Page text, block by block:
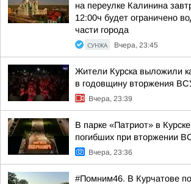
на переулке Калинина
12:00ч будет ограничено
части города
СУНЖА Вчера, 23:45
Жители Курска выложили
в годовщину вторжения
Вчера, 23:39
В парке «Патриот» в
погибших при вторжении
Вчера, 23:36
#Помним46. В Курчатове